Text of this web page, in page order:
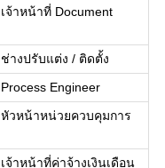
เจ้าหน้าที่ Document
ช่างปรับแต่ง / ติดตั้ง
Process Engineer
หัวหน้าหน่วยควบคุมการ
เจ้าหน้าที่ค่าจ้างเงินเดือน